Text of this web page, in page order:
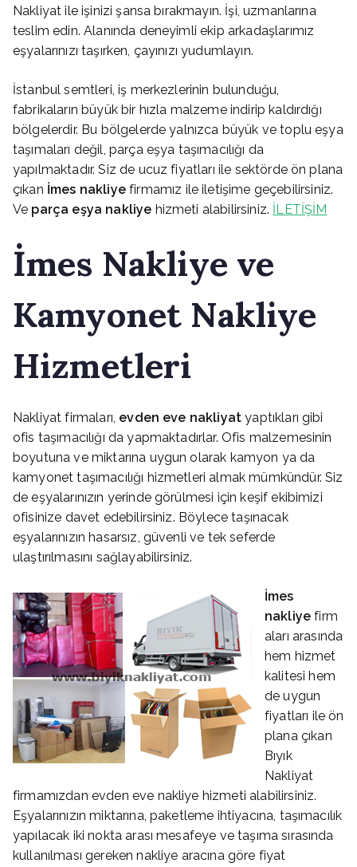
Nakliyat ile işinizi şansa bırakmayın. İşi, uzmanlarına
teslim edin. Alanında deneyimli ekip arkadaşlarımız
eşyalarınızı taşırken, çayınızı yudumlayın.
İstanbul semtleri, iş merkezlerinin bulunduğu,
fabrikaların büyük bir hızla malzeme indirip kaldırdığı
bölgelerdir. Bu bölgelerde yalnızca büyük ve toplu eşya
taşımaları değil, parça eşya taşımacılığı da
yapılmaktadır. Siz de ucuz fiyatları ile sektörde ön plana
çıkan İmes nakliyefirmamız ile iletişime geçebilirsiniz.
Ve parça eşya nakliye hizmeti alabilirsiniz. İLETİŞİM
İmes Nakliye ve
Kamyonet Nakliye
Hizmetleri
Nakliyat firmaları, evden eve nakliyat yaptıkları gibi
ofis taşımacılığı da yapmaktadırlar. Ofis malzemesinin
boyutuna ve miktarına uygun olarak kamyon ya da
kamyonet taşımacılığı hizmetleri almak mümkündür. Siz
de eşyalarınızın yerinde görülmesi için keşif ekibimizi
ofisinize davet edebilirsiniz. Böylece taşınacak
eşyalarınızın hasarsız, güvenli ve tek seferde
ulaştırılmasını sağlayabilirsiniz.
İmes
nakliye firm
aları arasında
hem hizmet
kalitesi hem
de uygun
fiyatları ile ön
plana çıkan
Bıyık
Nakliyat
firmamızdan evden eve nakliye hizmeti alabilirsiniz.
Eşyalarınızın miktarına, paketleme ihtiyacına, taşımacılık
yapılacak iki nokta arası mesafeye ve taşıma sırasında
kullanılması gereken nakliye aracına göre fiyat